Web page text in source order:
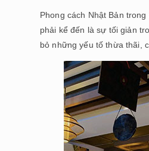
Phong cách Nhật Bản
phải kể đến là sự tối giản
bỏ những yếu tố thừa thãi,